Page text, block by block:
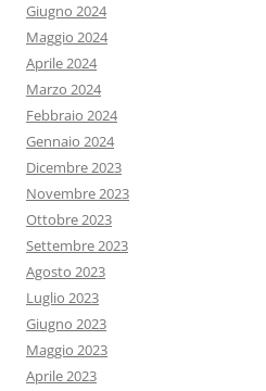
Giugno 2024
Maggio 2024
Aprile 2024
Marzo 2024
Febbraio 2024
Gennaio 2024
Dicembre 2023
Novembre 2023
Ottobre 2023
Settembre 2023
Agosto 2023
Luglio 2023
Giugno 2023
Maggio 2023
Aprile 2023